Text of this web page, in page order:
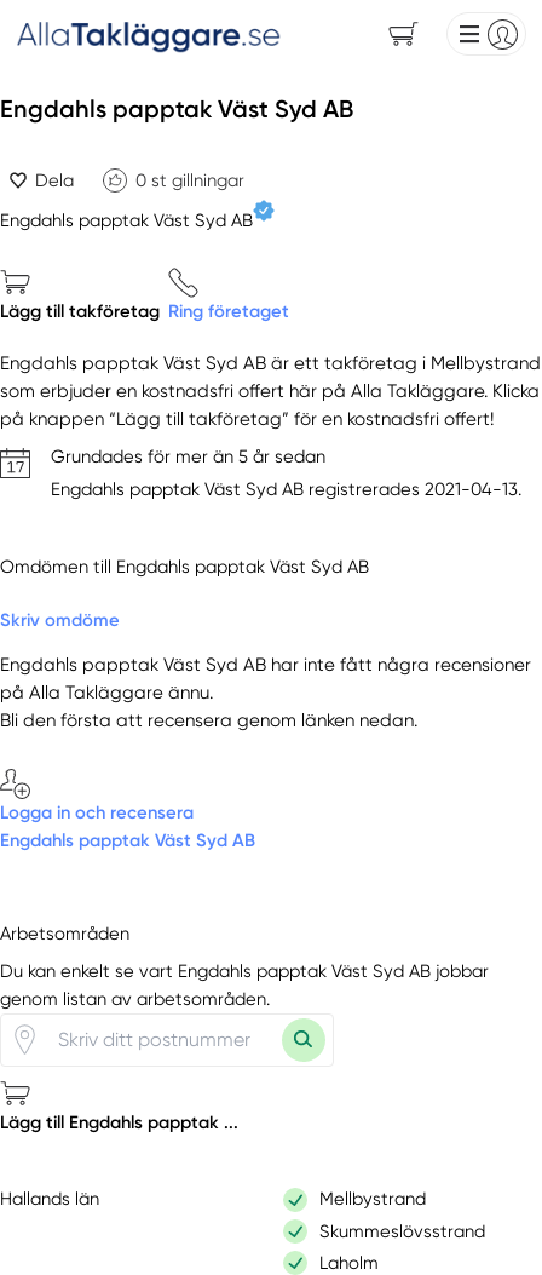
Engdahls papptak Väst Syd AB
Dela 0 st gillningar
Engdahls papptak Väst Syd AB
Lägg till takföretag Ring företaget
Engdahls papptak Väst Syd AB är ett takföretag i Mellbystrand
som erbjuder en kostnadsfri offert här på Alla Takläggare. Klicka
på knappen “Lägg till takföretag” för en kostnadsfri offert!
Grundades för mer än 5 år sedan
Engdahls papptak Väst Syd AB registrerades 2021-04-13.
Omdömen till Engdahls papptak Väst Syd AB
Skriv omdöme
Engdahls papptak Väst Syd AB har inte fått några recensioner
på Alla Takläggare ännu.
Bli den första att recensera genom länken nedan.
Logga in och recensera
Engdahls papptak Väst Syd AB
Arbetsområden
Du kan enkelt se vart Engdahls papptak Väst Syd AB jobbar
genom listan av arbetsområden.
Lägg till Engdahls papptak ...
Hallands län
Mellbystrand
Skummeslövsstrand
Laholm